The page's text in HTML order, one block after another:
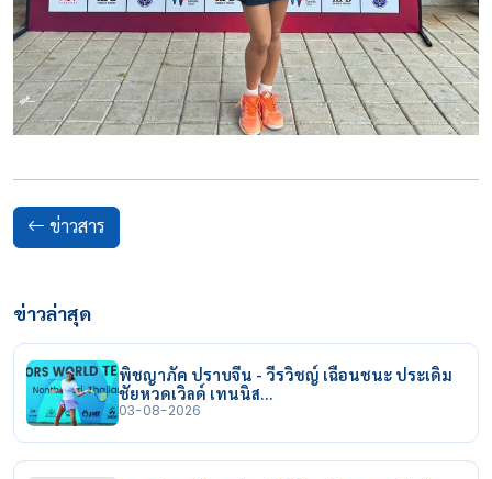
ข่าวสาร
ข่าวล่าสุด
พิชญาภัค ปราบจีน - วีรวิชญ์ เฉือนชนะ ประเดิม
ชัยหวดเวิลด์ เทนนิส…
03-08-2026